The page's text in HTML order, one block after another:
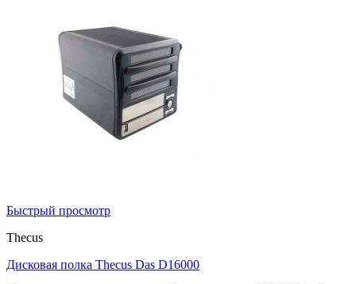
Быстрый просмотр
Thecus
Дисковая полка Thecus Das D16000